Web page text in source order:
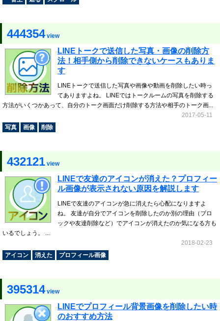
444354view
LINEトークで送信した写真・画像の削除方
法！相手側から削除できないケースもありま
す
LINEトークで送信した写真や画像や動画を削除したい時っ
てありますよね。 LINEではトークルームの写真を削除する
方法がいくつかあって、自分のトーク画面だけ削除する方法や相手のトーク画...
2017-05-11
写真
画像 削除
432121 view
LINEで友達のアイコンが消えた？プロフィー
ル画像が表示されない原因を解説します
LINEで友達のアイコンが急に消えたら心配になりますよ
ね。 友達が自分でアイコンを削除したのか別の理由（ブロ
ックや友達削除など）でアイコンが消えたのか気になる方も
いるでしょう。 ...
2018-02-23
アイコン
消えた プロフィール画像
395314view
LINEでプロフィール背景画像を削除したい時
のおすすめ方法